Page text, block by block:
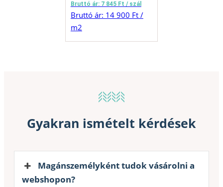
Bruttó ár: 7 845 Ft / szál
Bruttó ár: 14 900 Ft /
m2
Gyakran ismételt kérdések
Magánszemélyként tudok vásárolni a
webshopon?